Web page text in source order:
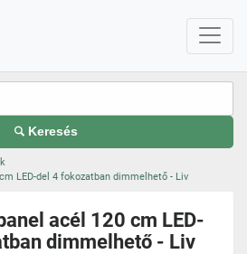
Keresés
LED-del 4 fokozatban dimmelhető - Liv
acél 120 cm LED-
dimmelhető - Liv